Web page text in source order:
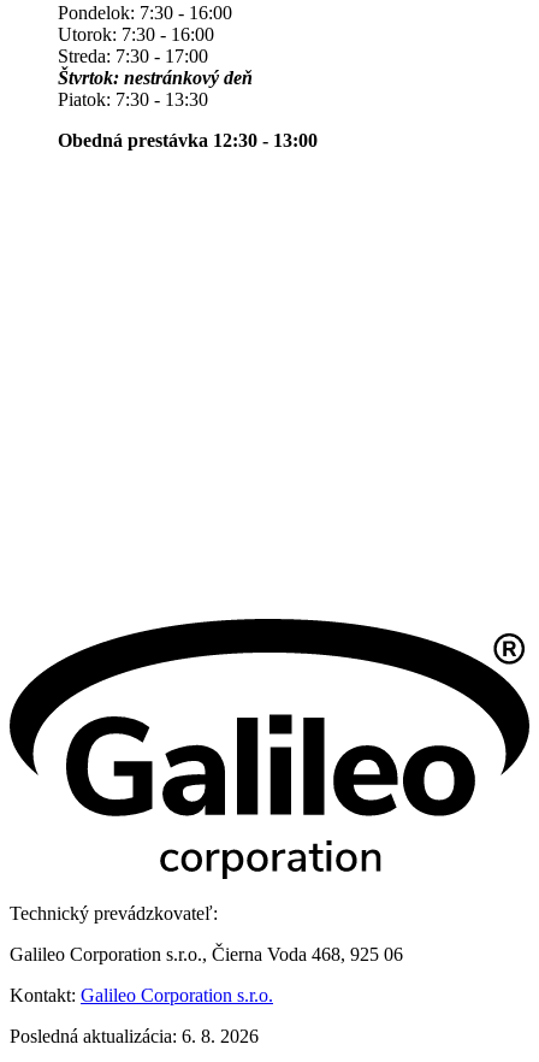
Pondelok: 7:30 - 16:00
Utorok: 7:30 - 16:00
Streda: 7:30 - 17:00
Štvrtok: nestránkový deň
Piatok: 7:30 - 13:30
Obedná prestávka 12:30 - 13:00
Technický prevádzkovateľ:
Galileo Corporation s.r.o., Čierna Voda 468, 925 06
Kontakt: Galileo Corporation s.r.o.
Posledná aktualizácia: 6. 8. 2026